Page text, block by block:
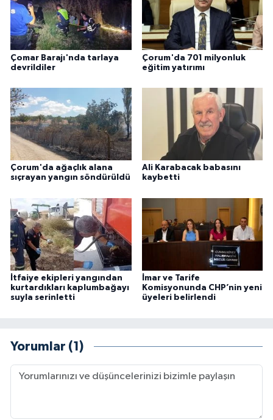
Çomar Barajı'nda tarlaya
devrildiler
Çorum'da 701 milyonluk
eğitim yatırımı
Çorum'da ağaçlık alana
sıçrayan yangın söndürüldü
Ali Karabacak babasını
kaybetti
İtfaiye ekipleri yangından
kurtardıkları kaplumbağayı
suyla serinletti
İmar ve Tarife
Komisyonunda CHP’nin yeni
üyeleri belirlendi
Yorumlar (1)